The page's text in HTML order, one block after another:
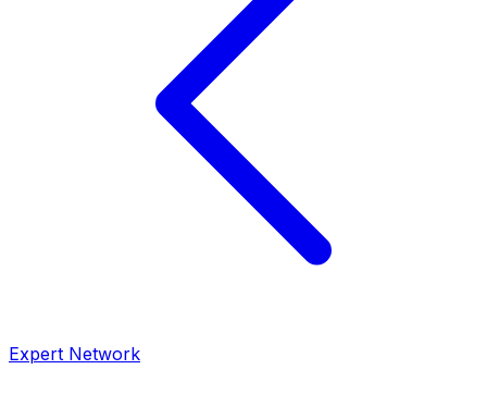
Expert Network